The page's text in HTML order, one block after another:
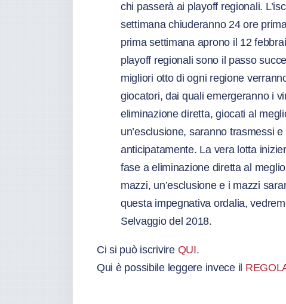
chi passerà ai playoff regionali.
settimana chiuderanno 24 ore
prima settimana aprono il 12
playoff regionali sono il passo
migliori otto di ogni regione
giocatori, dai quali emergeranno i
eliminazione diretta, giocati al
un’esclusione, saranno trasmessi
anticipatamente. La vera lotta
fase a eliminazione diretta al
mazzi, un’esclusione e i mazzi
questa impegnativa ordalia,
Selvaggio del 2018.
Ci si può iscrivire QUI.
Qui è possibile leggere invece il